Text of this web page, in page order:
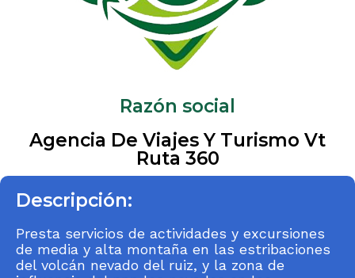
Razón social
Agencia De Viajes Y Turismo Vt
Ruta 360
Descripción:
Presta servicios de actividades y excursiones
de media y alta montaña en las estribaciones
del volcán nevado del ruiz, y la zona de